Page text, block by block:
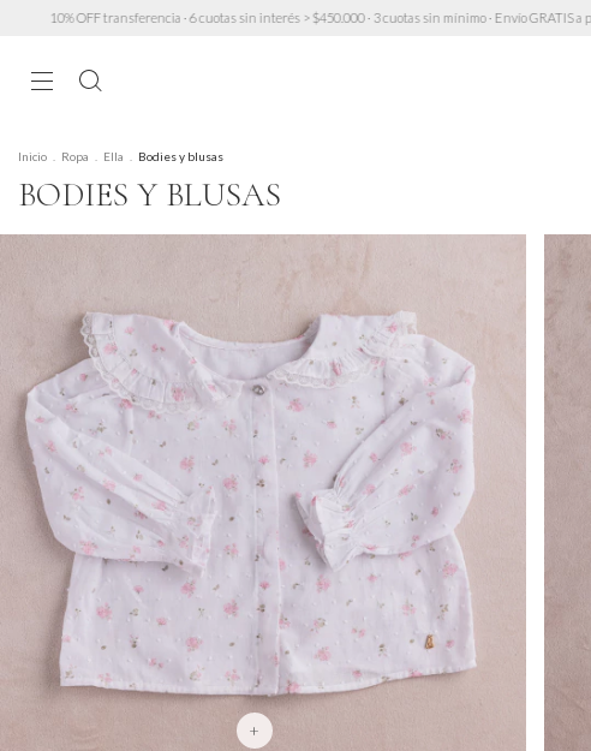
cuotas sin interés > $450.000 · 3 cuotas sin mínimo · Envío GRATIS a partir de $200.000 (excepto
Inicio Ropa Ella Bodies y blusas
BODIES Y BLUSAS
+